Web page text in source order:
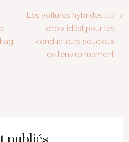
Les voitures hybrides : le
choix idéal pour les
conducteurs soucieux
de l’environnement